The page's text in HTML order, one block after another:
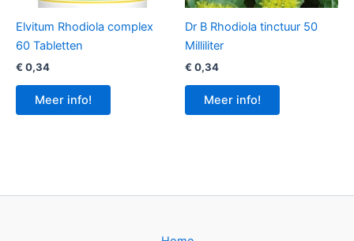
Elvitum Rhodiola complex
60 Tabletten
€ 0,34
Meer info!
Dr B Rhodiola tinctuur 50
Milliliter
€ 0,34
Meer info!